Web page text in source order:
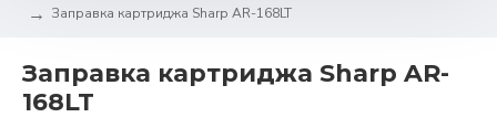
Заправка картриджа Sharp AR-168LT
Заправка картриджа Sharp AR-
168LT